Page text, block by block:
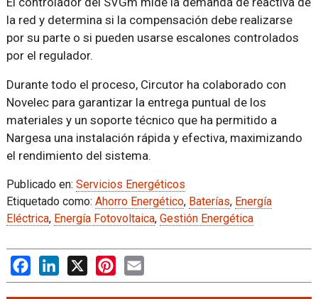
la red y determina si la compensación debe realizarse
por su parte o si pueden usarse escalones controlados
por el regulador.
Durante todo el proceso, Circutor ha colaborado con
Novelec para garantizar la entrega puntual de los
materiales y un soporte técnico que ha permitido a
Nargesa una instalación rápida y efectiva, maximizando
el rendimiento del sistema.
Publicado en: Servicios Energéticos
Etiquetado como: Ahorro Energético, Baterías, Energía
Eléctrica, Energía Fotovoltaica, Gestión Energética
FacebookLinkedIn
X PinterestEmail